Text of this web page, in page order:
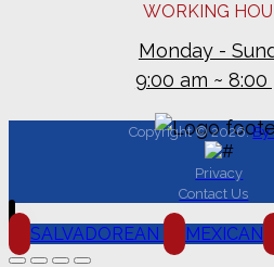
WORKING
Monday -
9:00 am ~ 8:00
Copyright © 2026.By
Privacy
Contact Us
SALVADOREAN MEXICAN